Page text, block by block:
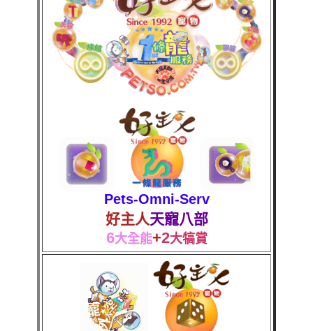
Pets-Omni-Serv
好主人天寵八部
6大全能+2大犒賞